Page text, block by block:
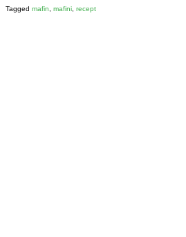
Tagged mafin mafini recept